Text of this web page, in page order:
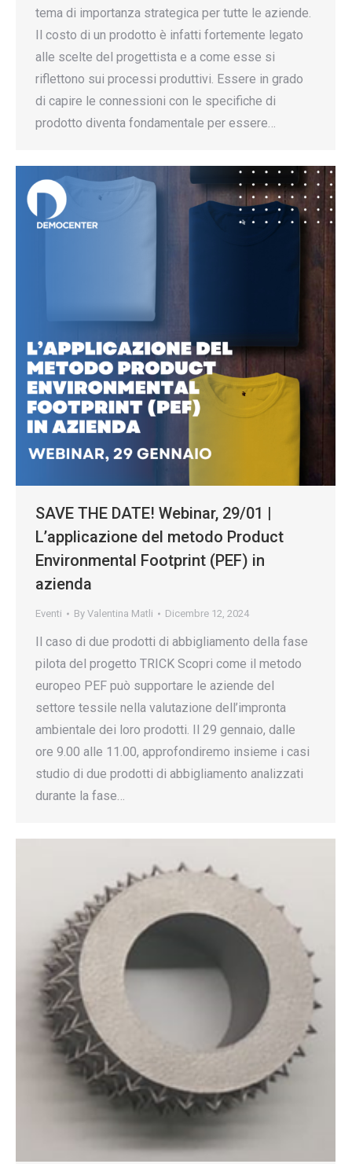
tema di importanza strategica per tutte le aziende.
Il costo di un prodotto è infatti fortemente legato
alle scelte del progettista e a come esse si
riflettono sui processi produttivi. Essere in grado
di capire le connessioni con le specifiche di
prodotto diventa fondamentale per essere…
SAVE THE DATE! Webinar, 29/01 |
L’applicazione del metodo Product
Environmental Footprint (PEF) in
azienda
Eventi By Valentina Matli Dicembre 12, 2024
Il caso di due prodotti di abbigliamento della fase
pilota del progetto TRICK Scopri come il metodo
europeo PEF può supportare le aziende del
settore tessile nella valutazione dell’impronta
ambientale dei loro prodotti. Il 29 gennaio, dalle
ore 9.00 alle 11.00, approfondiremo insieme i casi
studio di due prodotti di abbigliamento analizzati
durante la fase…